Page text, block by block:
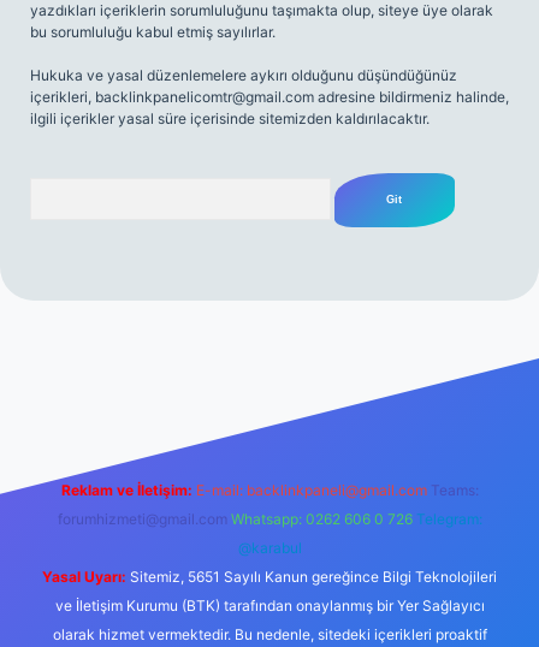
yazdıkları içeriklerin sorumluluğunu taşımakta olup, siteye üye olarak
bu sorumluluğu kabul etmiş sayılırlar.
Hukuka ve yasal düzenlemelere aykırı olduğunu düşündüğünüz
içerikleri, backlinkpanelicomtr@gmail.com adresine bildirmeniz halinde,
ilgili içerikler yasal süre içerisinde sitemizden kaldırılacaktır.
Reklam ve İletişim: E-mail: backlinkpaneli@gmail.com Teams:
forumhizmeti@gmail.com Whatsapp: 0262 606 0 726 Telegram:
@karabul
Yasal Uyarı: Sitemiz, 5651 Sayılı Kanun gereğince Bilgi Teknolojileri
ve İletişim Kurumu (BTK) tarafından onaylanmış bir Yer Sağlayıcı
olarak hizmet vermektedir. Bu nedenle, sitedeki içerikleri proaktif